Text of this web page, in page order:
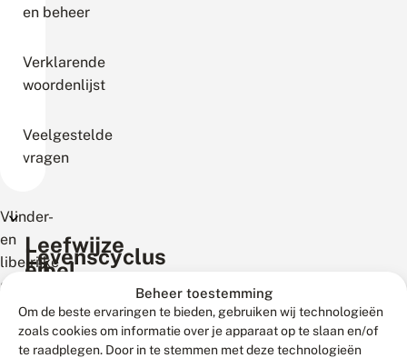
Beheer toestemming
Om de beste ervaringen te bieden, gebruiken wij technologieën
zoals cookies om informatie over je apparaat op te slaan en/of
te raadplegen. Door in te stemmen met deze technologieën
en beheer
Verklarende
woordenlijst
Veelgestelde
vragen
Vlinder-
en
libelrijke
gebieden
Levenscyclus
libellen
Leefwijze
en
libellen
Libel
juffer?
of
vrouwtje?